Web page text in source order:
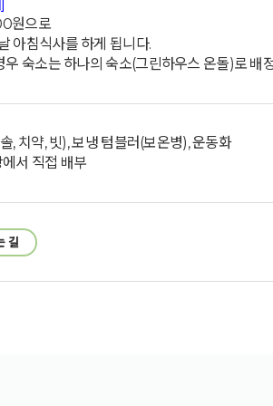
원으로
아침식사를 하게 됩니다.
우 숙소는 하나의 숙소(그린하우스 온돌)로 배
, 치약, 빗), 보냉 텀블러(보온병), 운동화
서 직접 배부
길